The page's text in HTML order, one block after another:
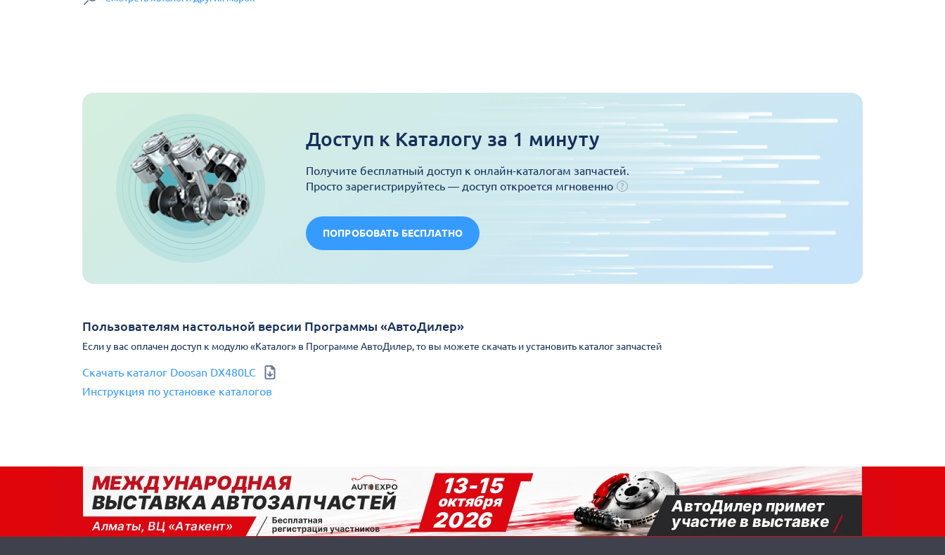
Доступ к Каталогу за 1 минуту
Получите бесплатный доступ к онлайн-каталогам запчастей.
Просто зарегистрируйтесь — доступ откроется мгновенно
ПОПРОБОВАТЬ БЕСПЛАТНО
Пользователям настольной версии Программы «АвтоДилер»
Если у вас оплачен доступ к модулю «Каталог» в Программе АвтоДилер, то вы можете скачать и установить каталог запчастей
Скачать каталог Doosan DX480LC
Инструкция по установке каталогов